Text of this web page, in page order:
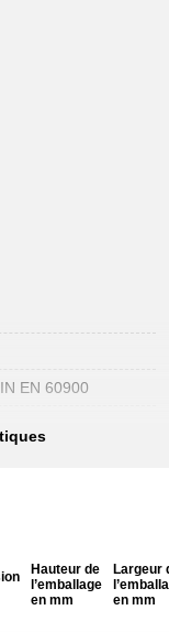
EN 60900
Hauteur de
l’emballage
en mm
Largeur
en mm